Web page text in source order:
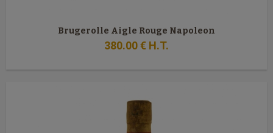
Brugerolle Aigle Rouge Napoleon
380.00€ H.T.